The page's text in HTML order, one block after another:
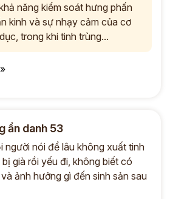
năng kiểm soát hưng phấn
kinh và sự nhạy cảm của cơ
trong khi tinh trùng...
ẩn danh 53
người nói để lâu không xuất tinh
già rồi yếu đi, không biết có
ảnh hưởng gì đến sinh sản sau